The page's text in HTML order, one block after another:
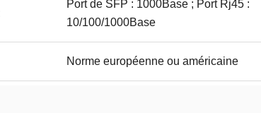
Port de SFP : 1000Base ; Port Rj45 :
10/100/1000Base
Norme européenne ou américaine